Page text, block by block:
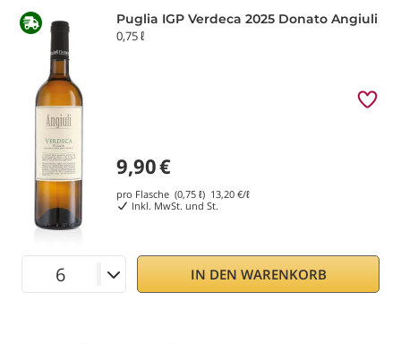
Puglia IGP Verdeca 2025 Donato Angiuli
0,75 ℓ
9,90€
pro Flasche (0,75 ℓ) 13,20 €/ℓ
Inkl. MwSt. und St.
IN DEN WARENKORB